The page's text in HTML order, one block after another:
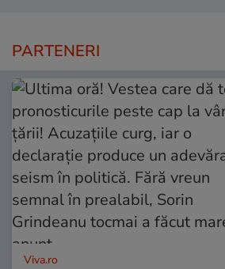
PARTENERI
Viva.ro